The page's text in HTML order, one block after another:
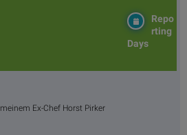
Repo
rting
Days
Ex-Chef Horst Pirker